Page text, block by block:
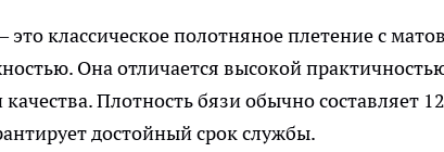
это классическое полотняное плетение с
Она отличается высокой
качества. Плотность бязи обычно составляет
достойный срок службы.